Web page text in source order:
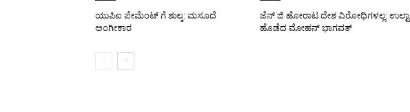
ಯುಪಿಐ ಪೇಮೆಂಟ್ ಗೆ ಶುಲ್ಕ: ಮಸೂದೆ
ಅಂಗೀಕಾರ
ಜೆನ್ ಜಿ ಹೋರಾಟ ದೇಶ ವಿರೋಧಿಗಳಲ್ಲ: ಉಲ್ಟಾ
ಹೊಡೆದ ಮೋಹನ್ ಭಾಗವತ್